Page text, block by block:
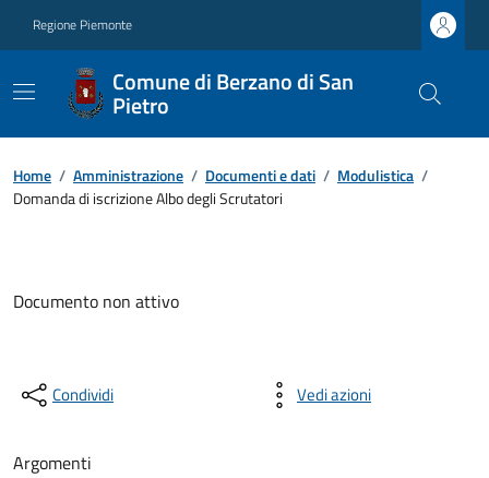
Regione Piemonte
Comune di Berzano di San
Pietro
Home / Amministrazione / Documenti e dati / Modulistica /
Domanda di iscrizione Albo degli Scrutatori
Documento non attivo
Condividi Vedi azioni
Argomenti